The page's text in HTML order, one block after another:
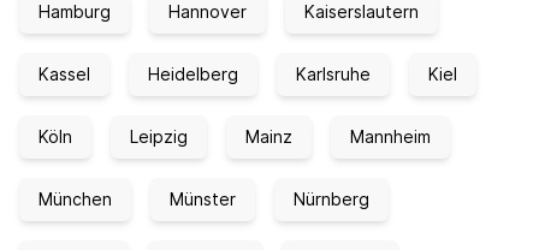
Hamburg Hannover Kaiserslautern
Kassel Heidelberg Karlsruhe Kiel
Köln Leipzig Mainz Mannheim
München Münster Nürnberg